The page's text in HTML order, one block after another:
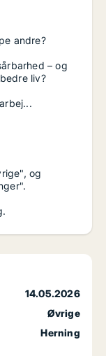
andre?
– og
liv?
og
14.05.2026
Øvrige
Herning